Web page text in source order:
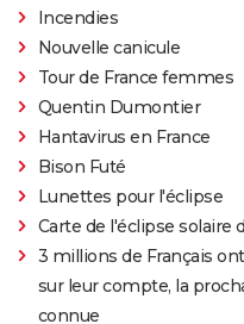
Incendies
Nouvelle canicule
Tour de France femmes
Quentin Dumontier
Hantavirus en France
Bison Futé
Lunettes pour l'éclipse
Carte de l'éclipse solaire
3 millions de Français
sur leur compte, la
connue